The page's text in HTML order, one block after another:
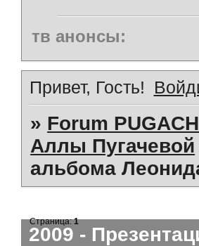
тв анонсы:
Привет, Гость!
» Forum
Аллы Пугачевой
альбома
2009 -
Страница:1